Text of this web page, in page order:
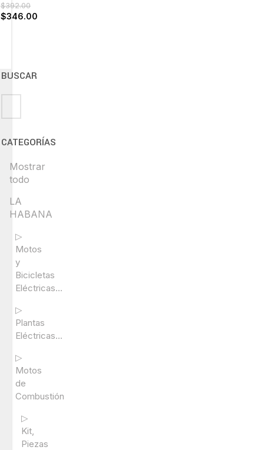
$392.00
$346.00
BUSCAR
CATEGORÍAS
Mostrar
todo
LA
HABANA
▷
Motos
y
Bicicletas
Eléctricas...
▷
Plantas
Eléctricas...
▷
Motos
de
Combustión
▷
Kit,
Piezas